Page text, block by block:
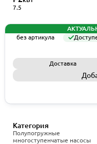
7.5
без артикула
Доставка
Полупогружные
многоступенчатые насосы
Категория